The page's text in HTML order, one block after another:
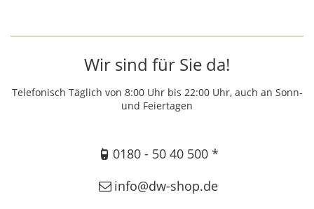
Wir sind für Sie da!
Telefonisch Täglich von 8:00 Uhr bis 22:00 Uhr, auch an Sonn-
und Feiertagen
0180 - 50 40 500 *
info@dw-shop.de